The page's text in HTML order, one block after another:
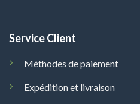
Service Client
Méthodes de paiement
Expédition et livraison